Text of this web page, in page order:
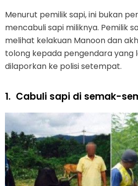
Menurut pemilik sapi, ini bukan
mencabuli sapi miliknya. Pemilik
melihat kelakuan Manoon dan
tolong kepada pengendara yang
dilaporkan ke polisi setempat.
1. Cabuli sapi di semak-